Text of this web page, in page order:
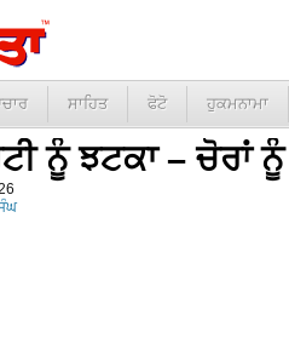
ਸਾਹਿਤ ਫੋਟੋ ਹੁਕਮਨਾਮਾ
ਨੂੰ ਝਟਕਾ – ਚੋਰਾਂ